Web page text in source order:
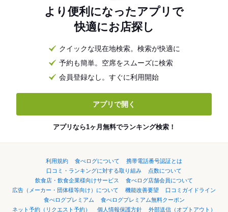
より便利になったアプリで
快適にお店探し
クイックな現在地検索。検索が快適に
予約も簡単。空席をスムーズに検索
会員登録なし。すぐに利用開始
アプリで開く
アプリなら1ヶ月無料でランキング検索！
利用規約 食べログについて
携帯電話番号認証とは
口コミ・ランキングに対する取り組み
点数について
飲食店・飲食企業様向けサービス
食べログ店舗会員について
広告（メーカー・団体様等向け）について
機能改善要望
口コミガイドライン
食べログプレミアム
食べログプレミアム無料クーポン
ネット予約（リクエスト予約）
個人情報保護方針 外部送信（オプトアウト）